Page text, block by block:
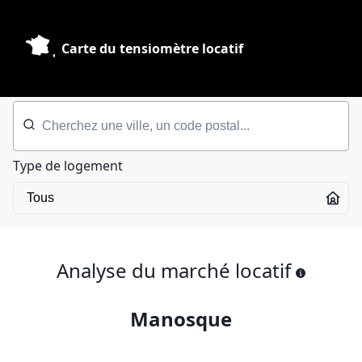
Carte du tensiomètre locatif
Type de logement
Analyse du marché locatif
Manosque